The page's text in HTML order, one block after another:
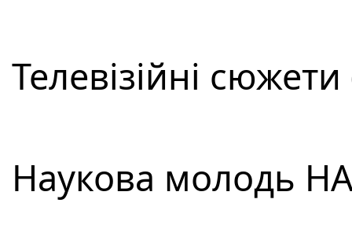
Телевізійні
Наукова молодь